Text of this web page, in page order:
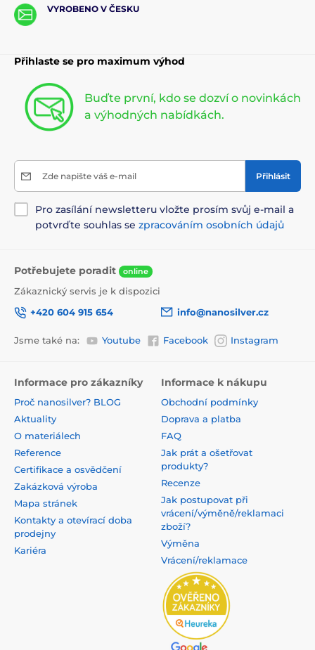
VYROBENO V ČESKU
Přihlaste se pro maximum výhod
Buďte první, kdo se dozví o novinkách
a výhodných nabídkách.
Zde napište váš e-mail Přihlásit
Pro zasílání newsletteru vložte prosím svůj e-mail a
potvrďte souhlas se zpracováním osobních údajů
Potřebujete poradit online
Zákaznický servis je k dispozici
+420 604 915 654
info@nanosilver.cz
Jsme také na: Youtube Facebook Instagram
Informace pro zákazníky
Proč nanosilver? BLOG
Aktuality
O materiálech
Reference
Certifikace a osvědčení
Zakázková výroba
Mapa stránek
Kontakty a otevírací doba
prodejny
Kariéra
Informace k nákupu
Obchodní podmínky
Doprava a platba
FAQ
Jak prát a ošetřovat
produkty?
Recenze
Jak postupovat při
vrácení/výměně/reklamaci
zboží?
Výměna
Vrácení/reklamace